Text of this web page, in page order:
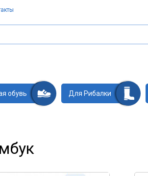
обувь Для Рибалки